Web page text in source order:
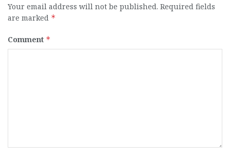
Your email address will not be published. Required fields
are marked *
Comment *